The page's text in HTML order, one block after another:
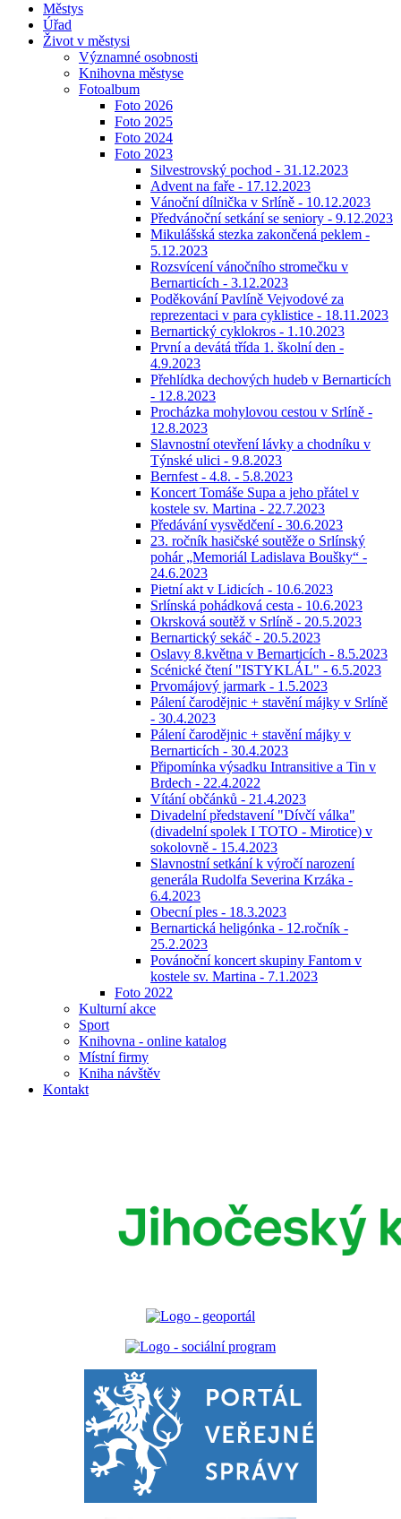
Městys
Úřad
Život v městysi
Významné osobnosti
Knihovna městyse
Fotoalbum
Foto 2026
Foto 2025
Foto 2024
Foto 2023
Silvestrovský pochod - 31.12.2023
Advent na faře - 17.12.2023
Vánoční dílnička v Srlíně - 10.12.2023
Předvánoční setkání se seniory - 9.12.2023
Mikulášská stezka zakončená peklem -
5.12.2023
Rozsvícení vánočního stromečku v
Bernarticích - 3.12.2023
Poděkování Pavlíně Vejvodové za
reprezentaci v para cyklistice - 18.11.2023
Bernartický cyklokros - 1.10.2023
První a devátá třída 1. školní den -
4.9.2023
Přehlídka dechových hudeb v Bernarticích
- 12.8.2023
Procházka mohylovou cestou v Srlíně -
12.8.2023
Slavnostní otevření lávky a chodníku v
Týnské ulici - 9.8.2023
Bernfest - 4.8. - 5.8.2023
Koncert Tomáše Supa a jeho přátel v
kostele sv. Martina - 22.7.2023
Předávání vysvědčení - 30.6.2023
23. ročník hasičské soutěže o Srlínský
pohár „Memoriál Ladislava Boušky“ -
24.6.2023
Pietní akt v Lidicích - 10.6.2023
Srlínská pohádková cesta - 10.6.2023
Okrsková soutěž v Srlíně - 20.5.2023
Bernartický sekáč - 20.5.2023
Oslavy 8.května v Bernarticích - 8.5.2023
Scénické čtení "ISTYKLÁL" - 6.5.2023
Prvomájový jarmark - 1.5.2023
Pálení čarodějnic + stavění májky v Srlíně
- 30.4.2023
Pálení čarodějnic + stavění májky v
Bernarticích - 30.4.2023
Připomínka výsadku Intransitive a Tin v
Brdech - 22.4.2022
Vítání občánků - 21.4.2023
Divadelní představení "Dívčí válka"
(divadelní spolek I TOTO - Mirotice) v
sokolovně - 15.4.2023
Slavnostní setkání k výročí narození
generála Rudolfa Severina Krzáka -
6.4.2023
Obecní ples - 18.3.2023
Bernartická heligónka - 12.ročník -
25.2.2023
Povánoční koncert skupiny Fantom v
kostele sv. Martina - 7.1.2023
Foto 2022
Kulturní akce
Sport
Knihovna - online katalog
Místní firmy
Kniha návštěv
Kontakt